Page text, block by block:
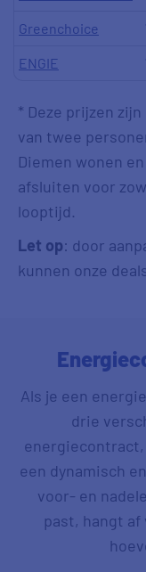
Greenchoice
ENGIE
* Deze prijzen
van twee
Diemen wonen
afsluiten voor
looptijd.
Let op: door
kunnen onze
Als je een
drie
een dynamisch
voor- en
past, hangt